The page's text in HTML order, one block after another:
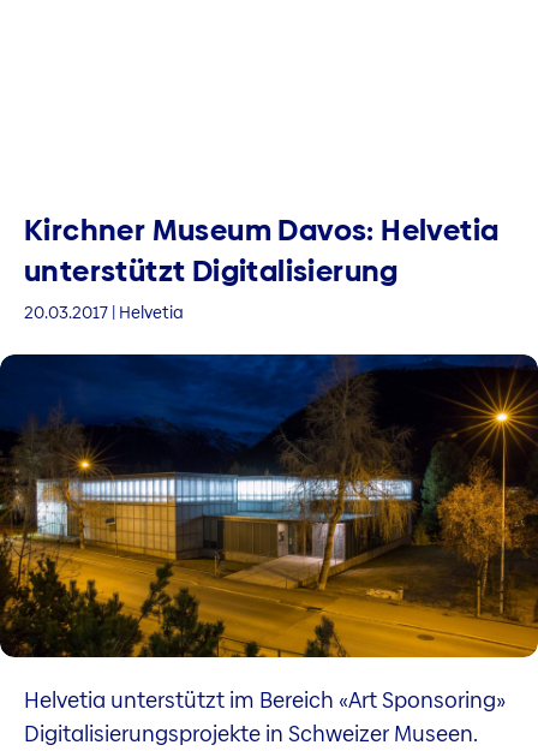
Kirchner Museum Davos: Helvetia
unter­stützt Digitalisie­rung
20.03.2017 | Helvetia
Helvetia unterstützt im Bereich «Art Sponsoring»
Digitalisierungsprojekte in Schweizer Museen.